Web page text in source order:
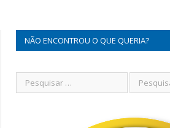
NÃO ENCONTROU O QUE QUERIA?